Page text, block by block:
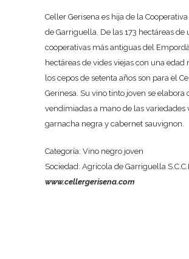
Celler Gerisena es hija de la
de Garriguella. De las 173 hectáreas de
cooperativas más antiguas del
hectáreas de vides viejas con una edad
los cepos de setenta años son para el
Gerinesa. Su vino tinto joven se elabora
vendimiadas a mano de las variedades
garnacha negra y cabernet sauvignon.
Categoría: Vino negro joven
Sociedad: Agrícola de Garriguella
www.cellergerisena.com